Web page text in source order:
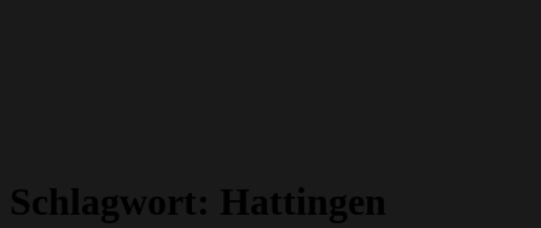
Schlagwort: Hattingen